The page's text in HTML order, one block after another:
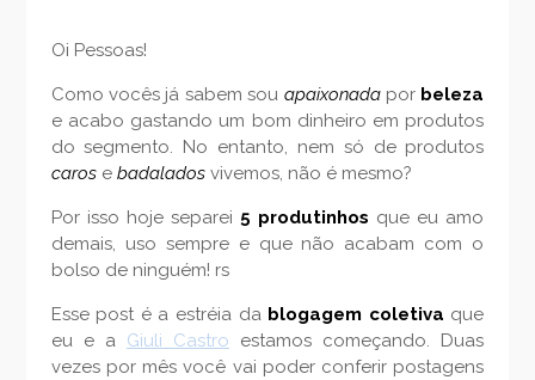
Oi Pessoas!
Como vocês já sabem sou apaixonadapor beleza
e acabo gastando um bom dinheiro em produtos
do segmento. No entanto, nem só de produtos
carose badaladosvivemos, não é mesmo?
Por isso hoje separei 5 produtinhos que eu amo
demais, uso sempre e que não acabam com o
bolso de ninguém! rs
Esse post é a estréia da blogagem coletiva que
eu e a Giuli Castro estamos começando. Duas
vezes por mês você vai poder conferir postagens